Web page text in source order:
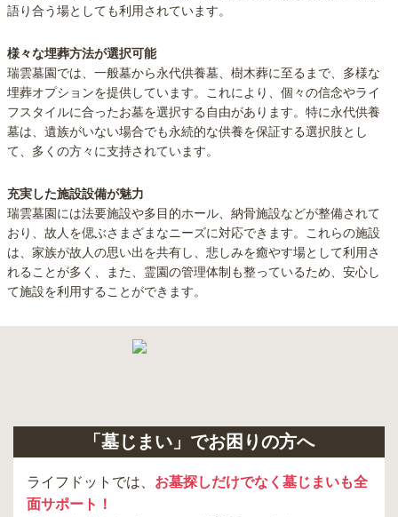
語り合う場としても利用されています。
様々な埋葬方法が選択可能
瑞雲墓園では、一般墓から永代供養墓、樹木葬に至るまで、多様な
埋葬オプションを提供しています。これにより、個々の信念やライ
フスタイルに合ったお墓を選択する自由があります。特に永代供養
墓は、遺族がいない場合でも永続的な供養を保証する選択肢とし
て、多くの方々に支持されています。
充実した施設設備が魅力
瑞雲墓園には法要施設や多目的ホール、納骨施設などが整備されて
おり、故人を偲ぶさまざまなニーズに対応できます。これらの施設
は、家族が故人の思い出を共有し、悲しみを癒やす場として利用さ
れることが多く、また、霊園の管理体制も整っているため、安心し
て施設を利用することができます。
「墓じまい」でお困りの方へ
ライフドットでは、 お墓探しだけでなく墓じまいも全
面サポート！